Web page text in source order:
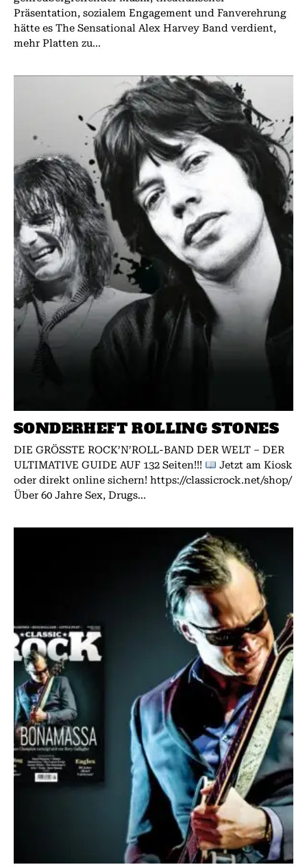
Präsentation, sozialem Engagement und Fanverehrung
hätte es The Sensational Alex Harvey Band verdient,
mehr Platten zu...
SONDERHEFT ROLLING STONES
DIE GRÖSSTE ROCK’N’ROLL-BAND DER WELT – DER
ULTIMATIVE GUIDE AUF 132 Seiten!!!
Jetzt am Kiosk
oder direkt online sichern! https://classicrock.net/shop/
Über 60 Jahre Sex, Drugs...